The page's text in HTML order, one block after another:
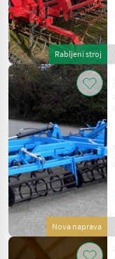
Rabljeni stroj
Nova naprava